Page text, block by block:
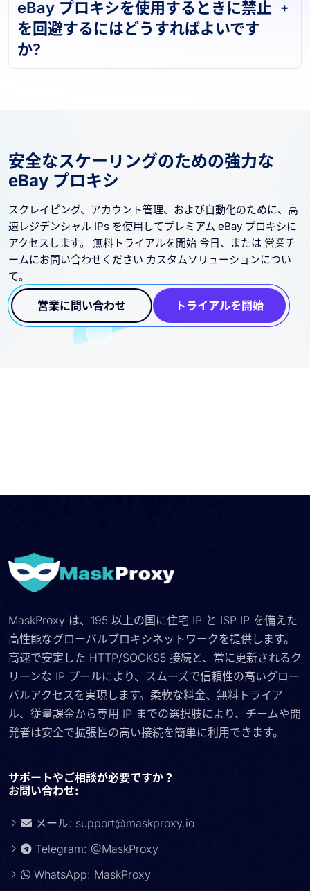
eBay プロキシを使用するときに禁止
を回避するにはどうすればよいです
か?
安全なスケーリングのための強力な
eBay プロキシ
スクレイピング、アカウント管理、および自動化のために、高
速レジデンシャル IPs を使用してプレミアム eBay プロキシに
アクセスします。 無料トライアルを開始 今日、または 営業チ
ームにお問い合わせください カスタムソリューションについ
て。
営業に問い合わせ トライアルを開始
MaskProxy は、195 以上の国に住宅 IP と ISP IP を備えた
高性能なグローバルプロキシネットワークを提供します。
高速で安定した HTTP/SOCKS5 接続と、常に更新されるク
リーンな IP プールにより、スムーズで信頼性の高いグロー
バルアクセスを実現します。柔軟な料金、無料トライア
ル、従量課金から専用 IP までの選択肢により、チームや開
発者は安全で拡張性の高い接続を簡単に利用できます。
サポートやご相談が必要ですか？
お問い合わせ:
メール: support@maskproxy.io
Telegram: @MaskProxy
WhatsApp: MaskProxy